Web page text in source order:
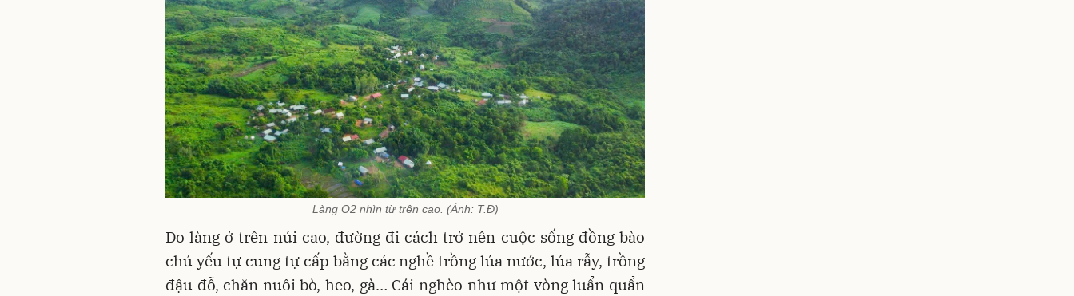
Làng O2 nhìn từ trên cao. (Ảnh: T.Đ)
Do làng ở trên núi cao, đường đi cách trở nên cuộc sống đồng bào
chủ yếu tự cung tự cấp bằng các nghề trồng lúa nước, lúa rẫy, trồng
đậu đỗ, chăn nuôi bò, heo, gà… Cái nghèo như một vòng luẩn quẩn